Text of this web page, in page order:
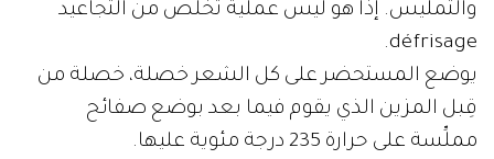
والتمليس. إذاً هو ليس عملية تخلص من التجاعيد
défrisage.
يوضع المستحضر على كل الشعر خصلة، خصلة من
قِبل المزين الذي يقوم فيما بعد بوضع صفائح
مملِّسة على حرارة 235 درجة مئوية عليها.